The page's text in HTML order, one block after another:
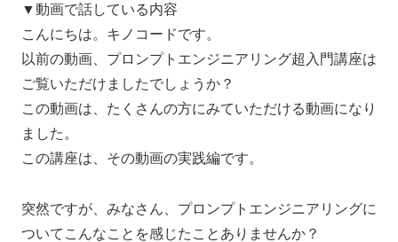
▼動画で話している内容
こんにちは。キノコードです。
以前の動画、プロンプトエンジニアリング超入門講座は
ご覧いただけましたでしょうか？
この動画は、たくさんの方にみていただける動画になり
ました。
この講座は、その動画の実践編です。
突然ですが、みなさん、プロンプトエンジニアリングに
ついてこんなことを感じたことありませんか？